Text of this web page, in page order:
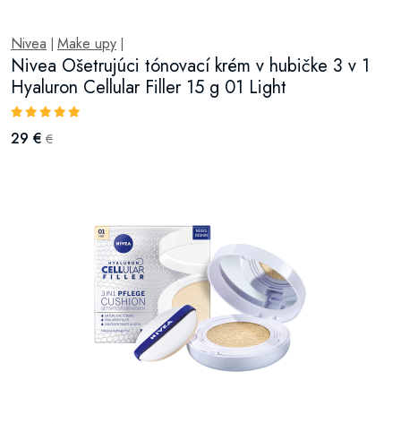
Nivea Make upy
Nivea Ošetrujúci tónovací krém v hubičke 3 v 1
Hyaluron Cellular Filler 15 g 01 Light
29 € €